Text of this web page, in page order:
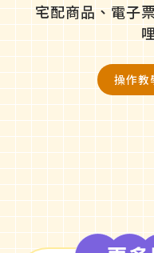
宅配商品、電子
操作教